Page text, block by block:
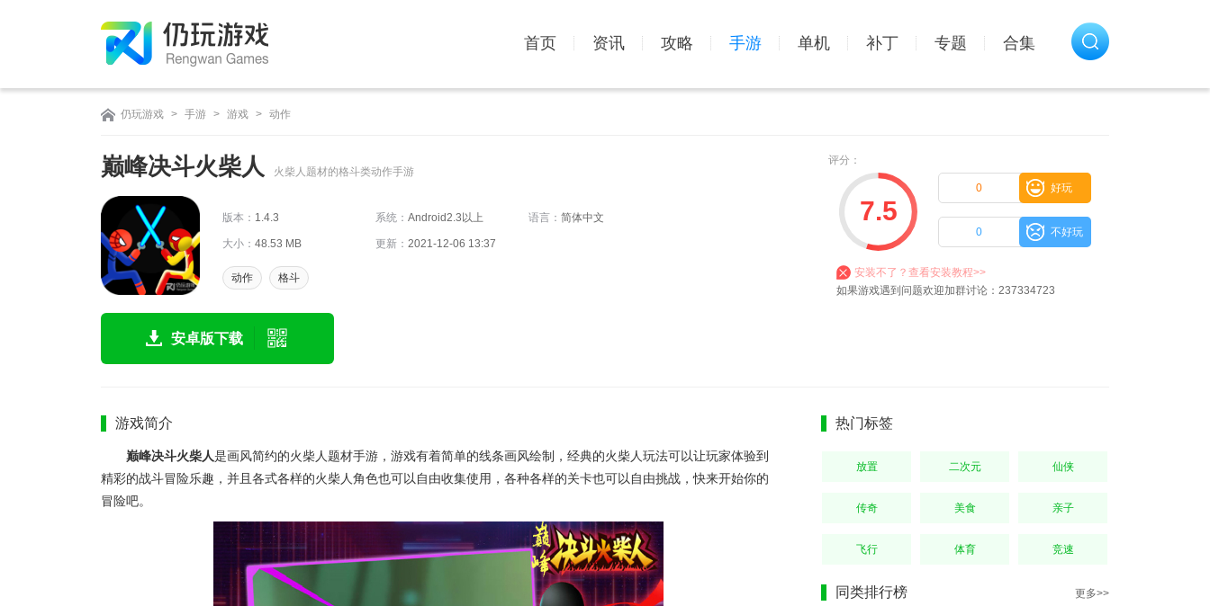
首页 资讯 攻略 手游 单机 补丁 专题 合集
仍玩游戏 > 手游 > 游戏 > 动作
评分：
7.5
好玩
0
不好玩
0
巅峰决斗火柴人 火柴人题材的格斗类动作手游
版本： 1.4.3 系统： Android2.3以上 语言： 简体中文
大小： 48.53 MB 更新： 2021-12-06 13:37
动作 格斗
安卓版下载
安装不了？查看安装教程>>
如果游戏遇到问题欢迎加群讨论：237334723
游戏简介
巅峰决斗火柴人是画风简约的火柴人题材手游，游戏有着简单的线条画风绘制，经典的火柴人玩法可以让玩家体验到
精彩的战斗冒险乐趣，并且各式各样的火柴人角色也可以自由收集使用，各种各样的关卡也可以自由挑战，快来开始你的
冒险吧。
热门标签
放置 二次元 仙侠
传奇 美食 亲子
飞行 体育 竞速
同类排行榜 更多>>